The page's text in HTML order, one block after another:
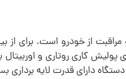
از خودرو است. برای
پولیش‌ کاری روتاری و
دارای قدرت لایه